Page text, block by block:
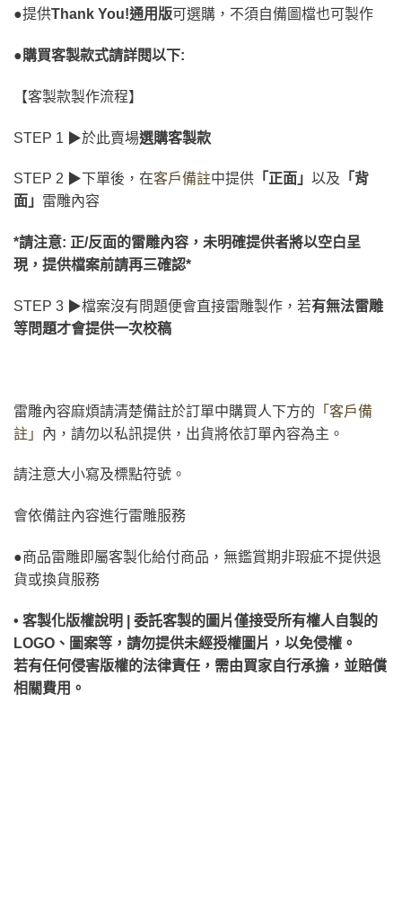
●提供Thank You!通用版可選購，不須自備圖檔也可製作
●購買客製款式請詳閱以下:
【客製款製作流程】
STEP 1 ▶於此賣場選購客製款
STEP 2 ▶下單後，在客戶備註中提供 「正面」 以及 「背
面」 雷雕內容
*請注意: 正/反面的雷雕內容，未明確提供者將以空白呈
現，提供檔案前請再三確認*
STEP 3 ▶檔案沒有問題便會直接雷雕製作，若有無法雷雕
等問題才會提供一次校稿
雷雕內容麻煩請清楚備註於訂單中購買人下方的 「客戶備
註」 內，請勿以私訊提供，出貨將依訂單內容為主。
請注意大小寫及標點符號。
會依備註內容進行雷雕服務
●商品雷雕即屬客製化給付商品，無鑑賞期非瑕疵不提供退
貨或換貨服務
• 客製化版權說明 | 委託客製的圖片僅接受所有權人自製的
LOGO、圖案等，請勿提供未經授權圖片，以免侵權。
若有任何侵害版權的法律責任，需由買家自行承擔，並賠償
相關費用。